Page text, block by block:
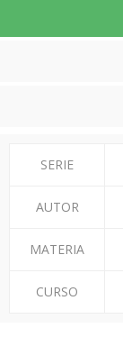
SERIE
AUTOR
MATERIA
CURSO